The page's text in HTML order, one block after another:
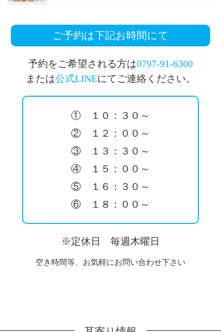
ご予約は下記お時間にて
予約をご希望される方は0797-91-6300
または公式LINEにてご連絡ください。
① １０：３０～
② １２：００～
③ １３：３０～
④ １５：００～
⑤ １６：３０～
⑥ １８：００～
※定休日 毎週木曜日
空き時間等、お気軽にお問い合わせ下さい